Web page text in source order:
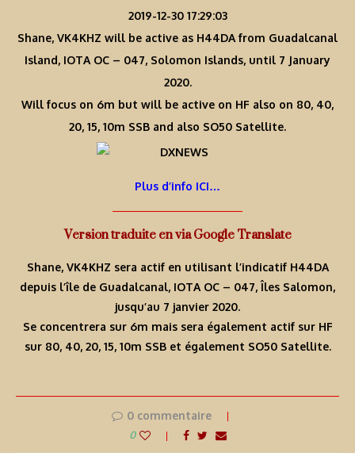
2019-12-30 17:29:03
Shane, VK4KHZ will be active as H44DA from Guadalcanal
Island, IOTA OC – 047, Solomon Islands, until 7 January
2020.
Will focus on 6m but will be active on HF also on 80, 40,
20, 15, 10m SSB and also SO50 Satellite.
Plus d’info ICI…
Version traduite en via Google Translate
Shane, VK4KHZ sera actif en utilisant l’indicatif H44DA
depuis l’île de Guadalcanal, IOTA OC – 047, Îles Salomon,
jusqu’au 7 janvier 2020.
Se concentrera sur 6m mais sera également actif sur HF
sur 80, 40, 20, 15, 10m SSB et également SO50 Satellite.
0 commentaire
0